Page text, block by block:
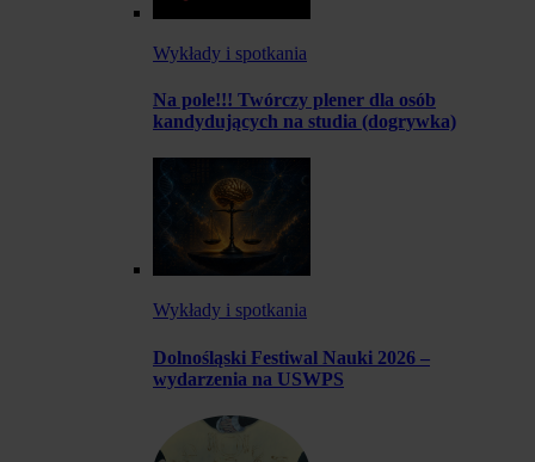
Wykłady i spotkania
Na pole!!! Twórczy plener dla osób
kandydujących na studia (dogrywka)
Wykłady i spotkania
Dolnośląski Festiwal Nauki 2026 –
wydarzenia na USWPS